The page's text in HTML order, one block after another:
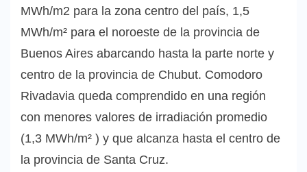
MWh/m2 para la zona centro del país, 1,5
MWh/m² para el noroeste de la provincia de
Buenos Aires abarcando hasta la parte norte y
centro de la provincia de Chubut. Comodoro
Rivadavia queda comprendido en una región
con menores valores de irradiación promedio
(1,3 MWh/m² ) y que alcanza hasta el centro de
la provincia de Santa Cruz.